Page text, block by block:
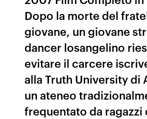
Dopo la morte del
giovane, un giovane
dancer losangelino
evitare il carcere
alla Truth University di
un ateneo
frequentato da ragazzi